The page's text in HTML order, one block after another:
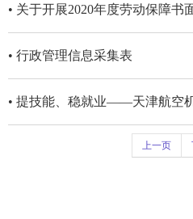
• 关于开展2020年度劳动保障书
• 行政管理信息采集表
上一页